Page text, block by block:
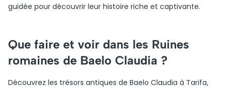
guidée pour découvrir leur histoire riche et captivante.
Que faire et voir dans les Ruines
romaines de Baelo Claudia ?
Découvrez les trésors antiques de Baelo Claudia à Tarifa,